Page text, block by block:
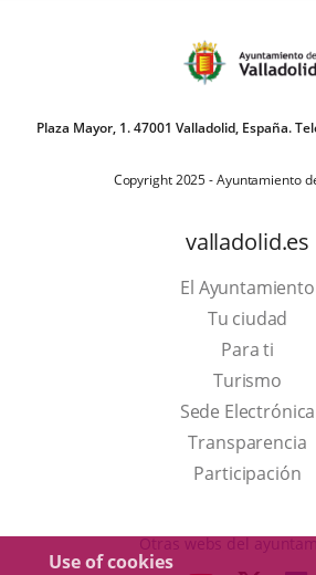
Use of cookies
Plaza Mayor, 1. 47001 Valladolid, España.
Copyright 2025 - Ayuntamiento
valladolid.es
El Ayuntamiento
Tu ciudad
Para ti
TurismoThis
link
will
open
a
Sede Electrónica
Transparencia
Participación
Otras webs del